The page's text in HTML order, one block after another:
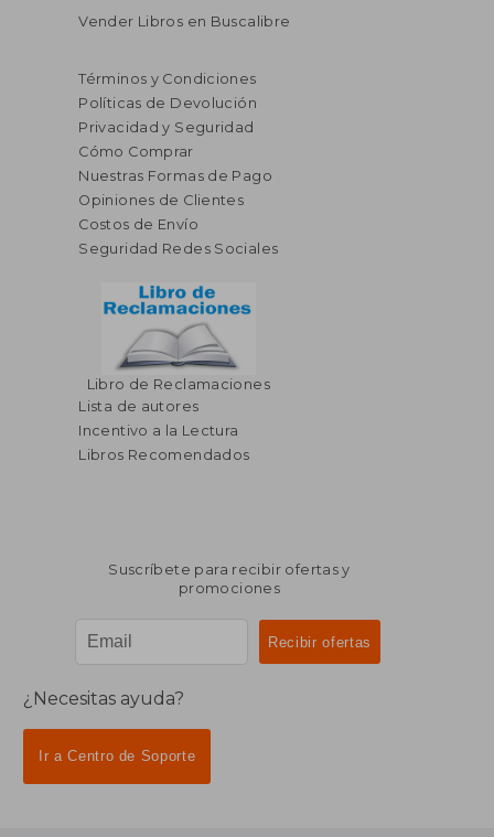
Vender Libros en Buscalibre
Términos y Condiciones
Políticas de Devolución
Privacidad y Seguridad
Cómo Comprar
Nuestras Formas de Pago
Opiniones de Clientes
Costos de Envío
Seguridad Redes Sociales
Libro de Reclamaciones
Lista de autores
Incentivo a la Lectura
Libros Recomendados
Suscríbete para recibir ofertas y
promociones
¿Necesitas ayuda?
Ir a Centro de Soporte